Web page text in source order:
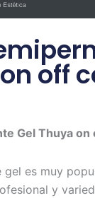
off
Gel Thuya
gel es muy
y